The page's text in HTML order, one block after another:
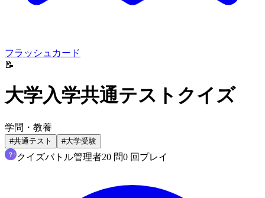
フラッシュカード
📝
大学入学共通テストクイズ
学問・教養
#共通テスト #大学受験
クイズバトル管理者20 問0 回プレイ